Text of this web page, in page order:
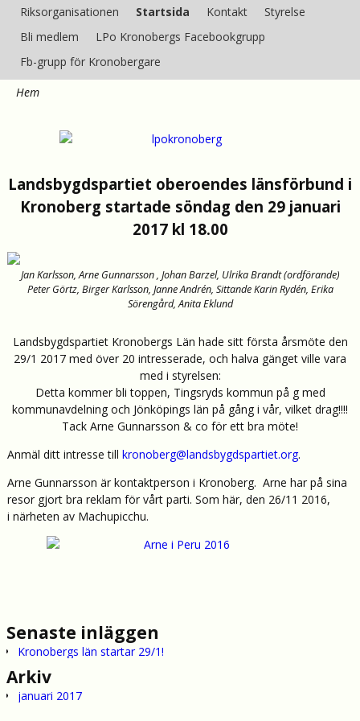
Kronobergs
Riksorganisationen Startsida Kontakt
Styrelse
Bli medlem
LPo Kronobergs Facebookgrupp
Fb-grupp för Kronobergare
Hem
Landsbygdspartiet oberoendes länsförbund i
Kronoberg startade söndag den 29 januari
2017 kl 18.00
Jan Karlsson, Arne Gunnarsson , Johan Barzel, Ulrika Brandt (ordförande)
Peter Görtz, Birger Karlsson, Janne Andrén, Sittande Karin Rydén, Erika
Sörengård, Anita Eklund
Landsbygdspartiet Kronobergs Län hade sitt första årsmöte den
29/1 2017 med över 20 intresserade, och halva gänget ville vara
med i styrelsen:
Detta kommer bli toppen, Tingsryds kommun på g med
kommunavdelning och Jönköpings län på gång i vår, vilket drag!!!!
Tack Arne Gunnarsson & co för ett bra möte!
Anmäl ditt intresse till kronoberg@landsbygdspartiet.org.
Arne Gunnarsson är kontaktperson i Kronoberg. Arne har på sina
resor gjort bra reklam för vårt parti. Som här, den 26/11 2016,
i närheten av Machupicchu.
Senaste inläggen
Kronobergs län startar 29/1!
Arkiv
januari 2017